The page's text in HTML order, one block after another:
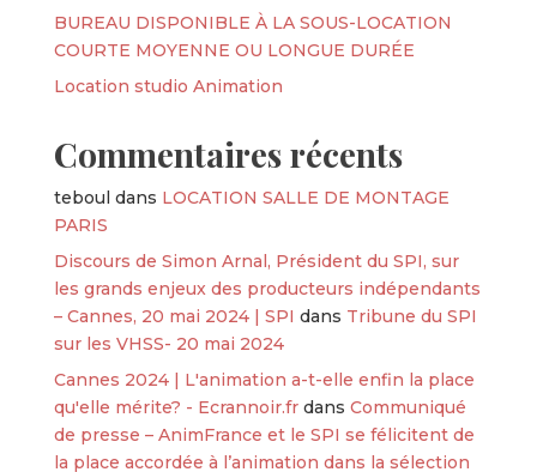
BUREAU DISPONIBLE À LA SOUS-LOCATION
COURTE MOYENNE OU LONGUE DURÉE
Location studio Animation
Commentaires récents
teboul dans LOCATION SALLE DE MONTAGE
PARIS
Discours de Simon Arnal, Président du SPI, sur
les grands enjeux des producteurs indépendants
– Cannes, 20 mai 2024 | SPI dans Tribune du SPI
sur les VHSS- 20 mai 2024
Cannes 2024 | L'animation a-t-elle enfin la place
qu'elle mérite? - Ecrannoir.frdans Communiqué
de presse – AnimFrance et le SPI se félicitent de
la place accordée à l’animation dans la sélection